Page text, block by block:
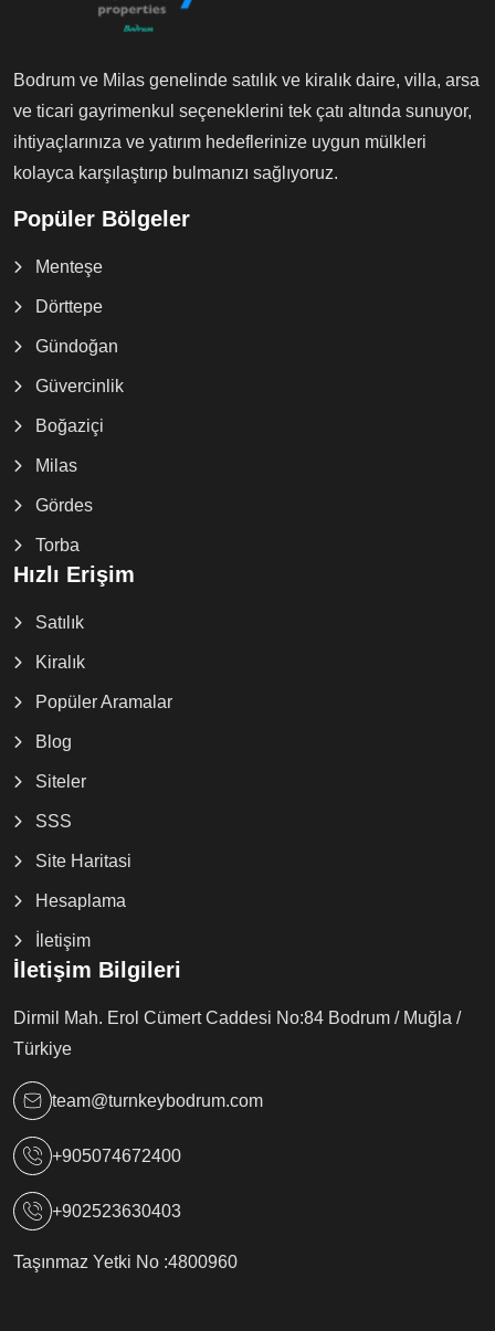
Bodrum ve Milas genelinde satılık ve kiralık daire, villa, arsa
ve ticari gayrimenkul seçeneklerini tek çatı altında sunuyor,
ihtiyaçlarınıza ve yatırım hedeflerinize uygun mülkleri
kolayca karşılaştırıp bulmanızı sağlıyoruz.
Popüler Bölgeler
Menteşe
Dörttepe
Gündoğan
Güvercinlik
Boğaziçi
Milas
Gördes
Torba
Hızlı Erişim
Satılık
Kiralık
Popüler Aramalar
Blog
Siteler
SSS
Site Haritasi
Hesaplama
İletişim
İletişim Bilgileri
Dirmil Mah. Erol Cümert Caddesi No:84 Bodrum / Muğla /
Türkiye
team@turnkeybodrum.com
+905074672400
+902523630403
Taşınmaz Yetki No :4800960